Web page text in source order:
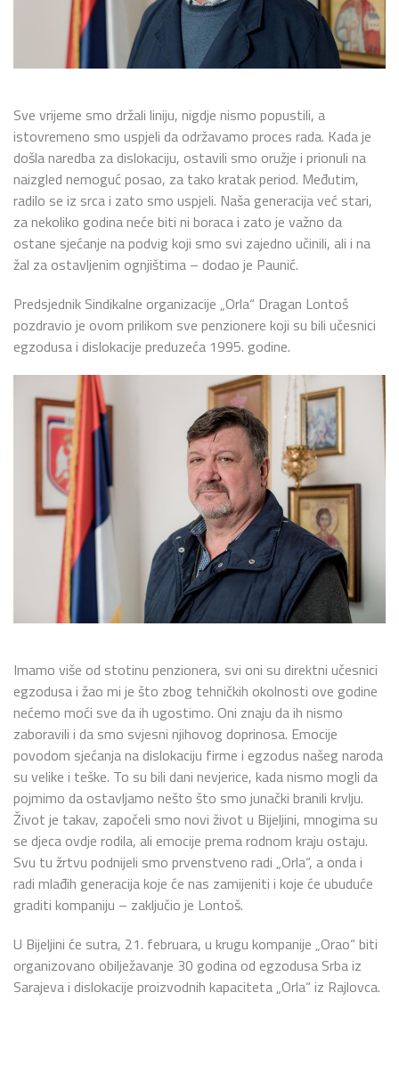
Sve vrijeme smo držali liniju, nigdje nismo popustili, a
istovremeno smo uspjeli da održavamo proces rada. Kada je
došla naredba za dislokaciju, ostavili smo oružje i prionuli na
naizgled nemoguć posao, za tako kratak period. Međutim,
radilo se iz srca i zato smo uspjeli. Naša generacija već stari,
za nekoliko godina neće biti ni boraca i zato je važno da
ostane sjećanje na podvig koji smo svi zajedno učinili, ali i na
žal za ostavljenim ognjištima – dodao je Paunić.
Predsjednik Sindikalne organizacije „Orla“ Dragan Lontoš
pozdravio je ovom prilikom sve penzionere koji su bili učesnici
egzodusa i dislokacije preduzeća 1995. godine.
Imamo više od stotinu penzionera, svi oni su direktni učesnici
egzodusa i žao mi je što zbog tehničkih okolnosti ove godine
nećemo moći sve da ih ugostimo. Oni znaju da ih nismo
zaboravili i da smo svjesni njihovog doprinosa. Emocije
povodom sjećanja na dislokaciju firme i egzodus našeg naroda
su velike i teške. To su bili dani nevjerice, kada nismo mogli da
pojmimo da ostavljamo nešto što smo junački branili krvlju.
Život je takav, započeli smo novi život u Bijeljini, mnogima su
se djeca ovdje rodila, ali emocije prema rodnom kraju ostaju.
Svu tu žrtvu podnijeli smo prvenstveno radi „Orla“, a onda i
radi mlađih generacija koje će nas zamijeniti i koje će ubuduće
graditi kompaniju – zaključio je Lontoš.
U Bijeljini će sutra, 21. februara, u krugu kompanije „Orao“ biti
organizovano obilježavanje 30 godina od egzodusa Srba iz
Sarajeva i dislokacije proizvodnih kapaciteta „Orla“ iz Rajlovca.